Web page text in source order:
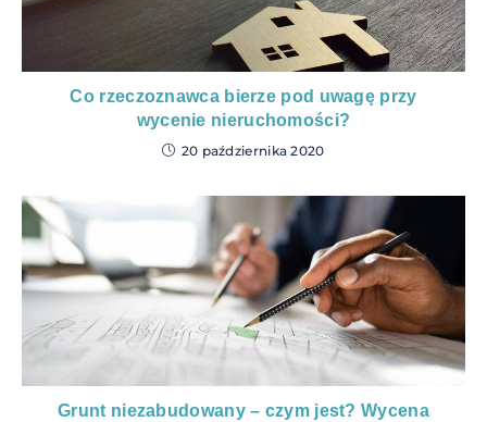
Co rzeczoznawca bierze pod uwagę przy
wycenie nieruchomości?
20 października 2020
Grunt niezabudowany – czym jest? Wycena